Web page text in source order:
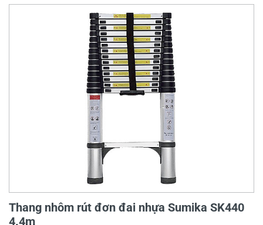
Thang nhôm rút đơn đai nhựa Sumika SK440
4.4m